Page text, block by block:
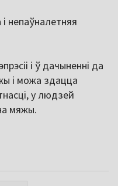
непаўналетняя
і ў дачыненні да
і можа здацца
у людзей
мяжы.